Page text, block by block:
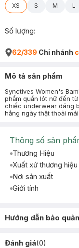
XS S M L
Số lượng:
62/339 Chi nhánh
Mô tả sản phẩm
Synctives Women's
phẩm quần lót nữ đến
chiếc underwear dáng
hằng ngày thật thoải
Thông số sản
Thương Hiệu
Xuất xứ thương hiệu
Nơi sản xuất
Giới tính
Hướng dẫn bảo quản
Đánh giá(0)